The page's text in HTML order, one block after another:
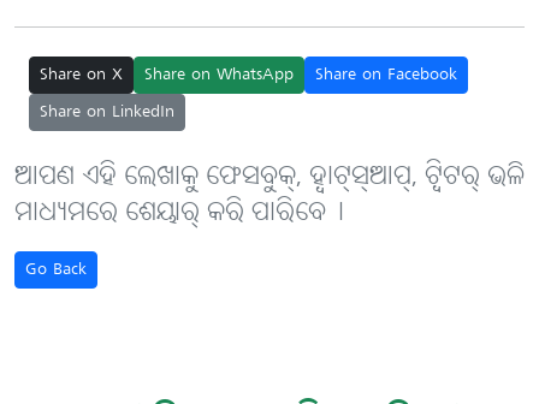
Share on X Share on WhatsApp
Share on Facebook
Share on LinkedIn
ଆପଣ ଏହି ଲେଖାକୁ ଫେସବୁକ୍, ହ୍ବାଟ୍‌ସ୍‌ଆପ୍, ଟ୍ବିଟର୍ ଭଳି
ମାଧ୍ୟମରେ ଶେୟାର୍ କରି ପାରିବେ୤
Go Back